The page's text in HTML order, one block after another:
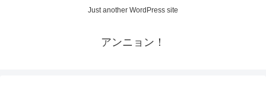
Just another WordPress site
アンニョン！